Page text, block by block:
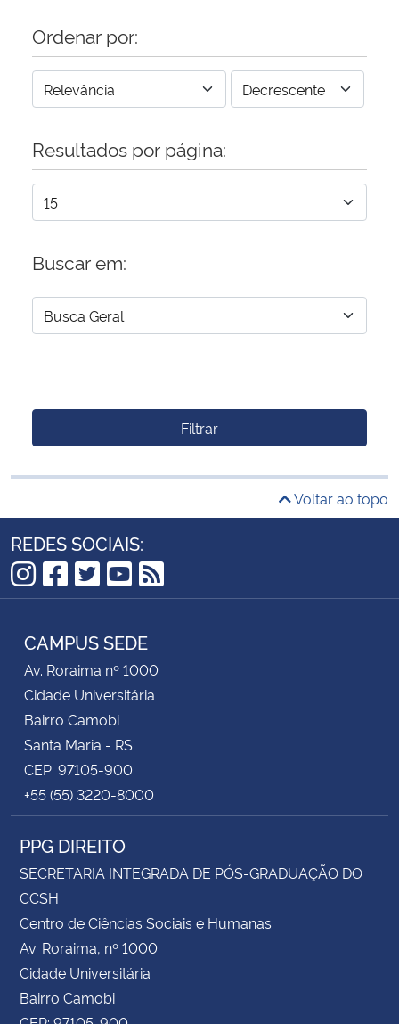
Ordenar por:
Resultados por página:
Buscar em:
Filtrar
Voltar ao topo
REDES SOCIAIS:
Instagram
Facebook
Twitter
YouTube
RSS
CAMPUS SEDE
Av. Roraima nº 1000
Cidade Universitária
Bairro Camobi
Santa Maria - RS
CEP: 97105-900
+55 (55) 3220-8000
PPG DIREITO
SECRETARIA INTEGRADA DE PÓS-GRADUAÇÃO DO
CCSH
Centro de Ciências Sociais e Humanas
Av. Roraima, nº 1000
Cidade Universitária
Bairro Camobi